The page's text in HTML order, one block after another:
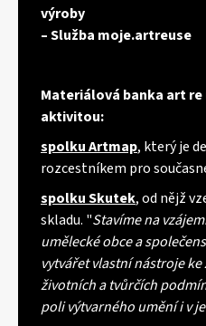
výroby
– Služba moje.artreuse
Materiálová banka art re
aktivitou:
spolku Artmap, který je
rozcestníkem pro
spolku Skutek,od nějž
skladu. "Stavíme na
umělecké obce a
vytvářet vlastní nástroje
životních a tvůrčích
poli výtvarného umění i v